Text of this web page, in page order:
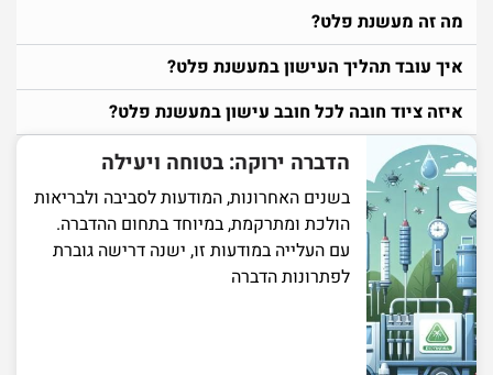
מה זה מעשנת פלט?
איך עובד תהליך העישון במעשנת פלט?
איזה ציוד חובה לכל חובב עישון במעשנת פלט?
הדברה ירוקה: בטוחה ויעילה
בשנים האחרונות, המודעות לסביבה ולבריאות
הולכת ומתרקמת, במיוחד בתחום ההדברה.
עם העלייה במודעות זו, ישנה דרישה גוברת
לפתרונות הדברה